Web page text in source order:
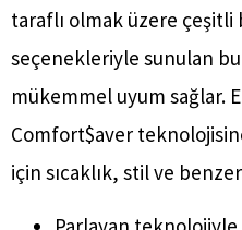
taraflı olmak üzere
seçenekleriyle sunulan
mükemmel uyum sağlar.
Comfort$aver
için sıcaklık, stil ve